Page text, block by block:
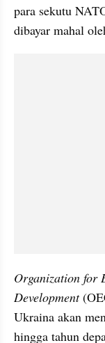
para sekutu
dibayar mahal
Organization for
Development
Ukraina akan
hingga tahun